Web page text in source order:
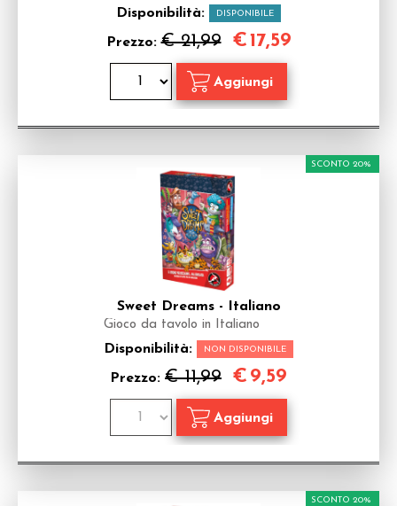
Disponibilità: DISPONIBILE
Prezzo:€ 21,99 €17,59
Sweet Dreams - Italiano
Gioco da tavolo in Italiano
Disponibilità: NON DISPONIBILE
Prezzo: € 11,99
SCONTO 20%
€ 9,59
SCONTO 20%